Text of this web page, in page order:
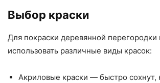
Выбор краски
Для покраски деревянной
использовать различные виды красок:
Акриловые краски — быстро